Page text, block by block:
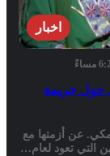
اخبار
حول جريمة
عن أزمتها مع
التي تعود لعام…